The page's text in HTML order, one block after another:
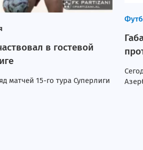
в гостевой
матчей 15-го тура Суперлиги